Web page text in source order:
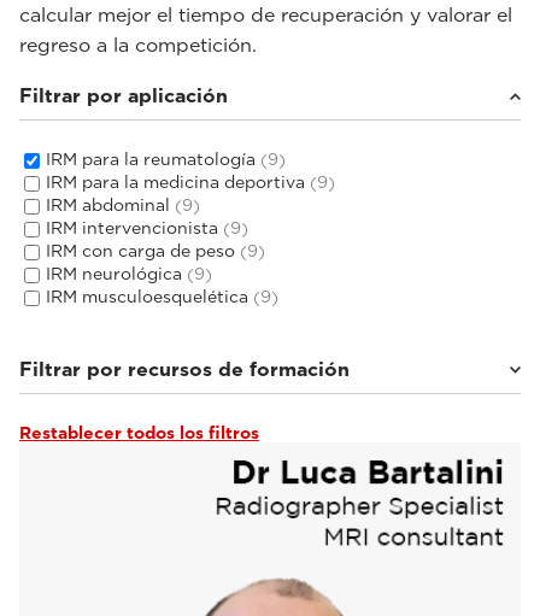
calcular mejor el tiempo de recuperación y valorar el
regreso a la competición.
Filtrar por aplicación
IRM para la reumatología (9)
IRM para la medicina deportiva (9)
IRM abdominal (9)
IRM intervencionista (9)
IRM con carga de peso (9)
IRM neurológica (9)
IRM musculoesquelética (9)
Filtrar por recursos de formación
Tutoriales y guías de usuario
Restablecer todos los filtros